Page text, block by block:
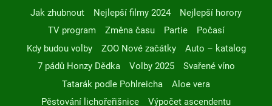
Jak zhubnout Nejlepší filmy 2024
Nejlepší horory
TV program
Změna času Partie
Počasí
Kdy budou volby
ZOO Nové začátky
Auto – katalog
7 pádů Honzy Dědka
Volby 2025
Svařené víno
Tatarák podle Pohlreicha
Aloe vera
Pěstování lichořeřišnice
Výpočet ascendentu